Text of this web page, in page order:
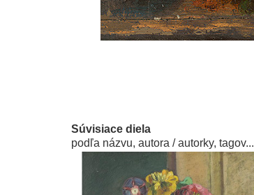
Súvisiace diela
podľa názvu, autora / autorky, tagov...